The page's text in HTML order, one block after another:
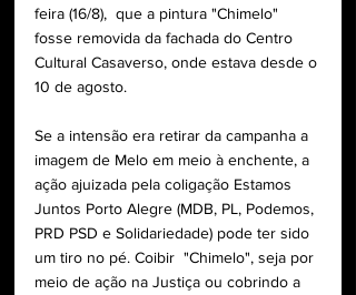
feira (16/8),  que a pintura "Chimelo"
fosse removida da fachada do Centro
Cultural Casaverso, onde estava desde o
10 de agosto.
Se a intensão era retirar da campanha a
imagem de Melo em meio à enchente, a
ação ajuizada pela coligação Estamos
Juntos Porto Alegre (MDB, PL, Podemos,
PRD PSD e Solidariedade) pode ter sido
um tiro no pé. Coibir  "Chimelo", seja por
meio de ação na Justiça ou cobrindo a